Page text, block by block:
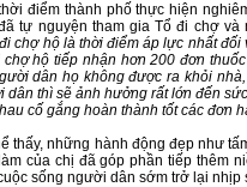
điểm thành phố thực hiện
tự nguyện tham gia Tổ đi chợ
chợ hộ là thời điểm áp lực nhất đối
chợ hộ tiếp nhận hơn 200 đơn
dân họ không được ra khỏi
dân thì sẽ ảnh hưởng rất lớn đến
cố gắng hoàn thành tốt các đơn
thấy, những hành động đẹp như
của chị đã góp phần tiếp thêm
sống người dân sớm trở lại nhịp